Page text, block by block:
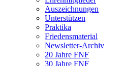
Auszeichnungen
Unterstützen
Praktika
Friedensmaterial
Newsletter-Archiv
20 Jahre FNF
30 Jahre FNF